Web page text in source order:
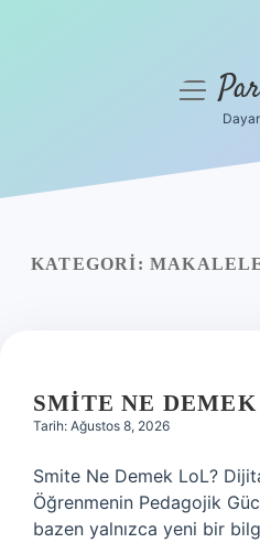
Yasal Uyarı
menüyü
KATEGORI:
SMITE NE
Tarih: Ağustos 8, 2026
Smite Ne Demek LoL?
Öğrenmenin Pedagojik
bazen yalnızca yeni bir